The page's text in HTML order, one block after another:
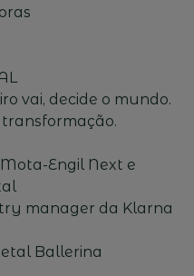
vai, decide o mundo.
transformação.
Engil Next e
manager da Klarna
Ballerina